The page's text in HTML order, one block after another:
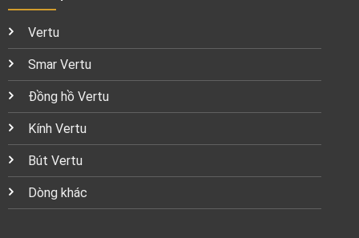
Vertu
Smar Vertu
Đồng hồ Vertu
Kính Vertu
Bút Vertu
Dòng khác